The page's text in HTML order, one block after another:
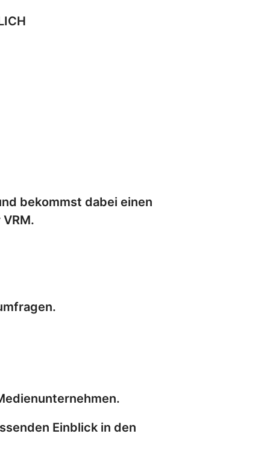
bekommst dabei einen
Einblick in den